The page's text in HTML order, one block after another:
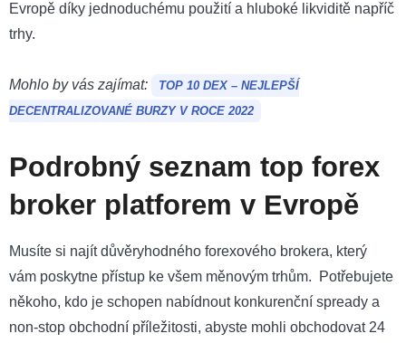
Evropě díky jednoduchému použití a hluboké likviditě napříč
trhy.
Mohlo by vás zajímat:
TOP 10 DEX – NEJLEPŠÍ
DECENTRALIZOVANÉ BURZY V ROCE 2022
Podrobný seznam top forex
broker platforem v Evropě
Musíte si najít důvěryhodného forexového brokera, který
vám poskytne přístup ke všem měnovým trhům. Potřebujete
někoho, kdo je schopen nabídnout konkurenční spready a
non-stop obchodní příležitosti, abyste mohli obchodovat 24